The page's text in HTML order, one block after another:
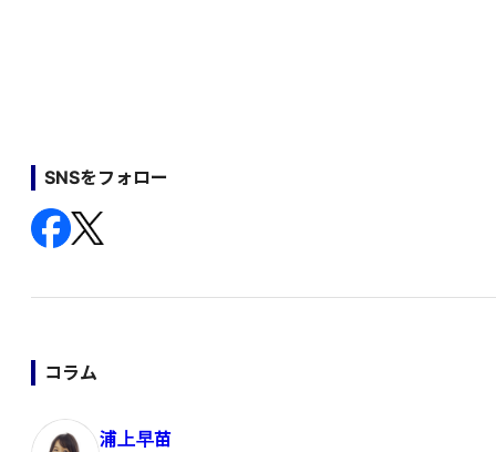
SNSをフォロー
コラム
浦上早苗